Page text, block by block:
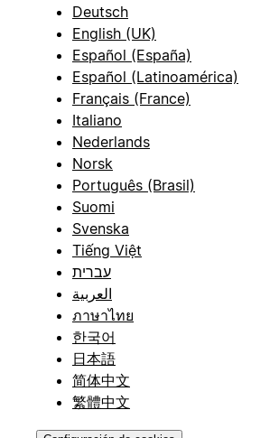
Deutsch
English (UK)
Español (España)
Español (Latinoamérica)
Français (France)
Italiano
Nederlands
Norsk
Português (Brasil)
Suomi
Svenska
Tiếng Việt
עברית
العربية
ภาษาไทย
한국어
日本語
简体中文
繁體中文